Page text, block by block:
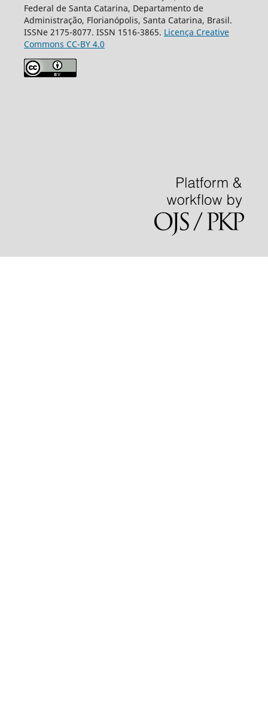
Federal de Santa Catarina, Departamento de
Administração, Florianópolis, Santa Catarina, Brasil.
ISSNe 2175-8077. ISSN 1516-3865. Licença Creative
Commons CC-BY 4.0